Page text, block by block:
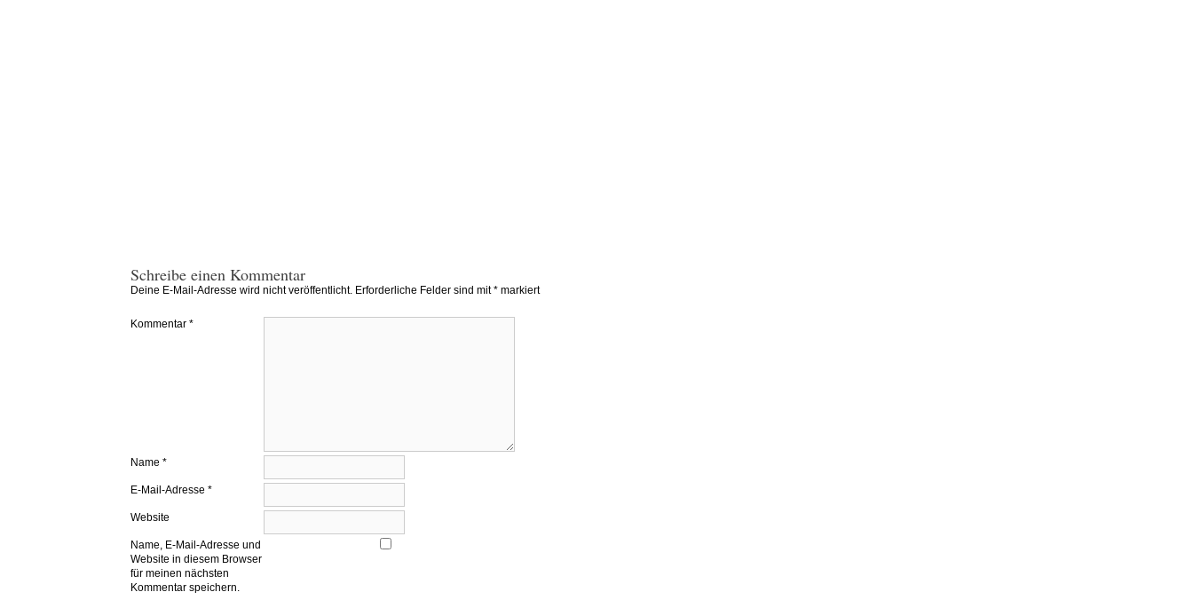
Schreibe einen Kommentar
Deine E-Mail-Adresse wird nicht veröffentlicht. Erforderliche Felder sind mit* markiert
Kommentar *
Name *
E-Mail-Adresse *
Website
Name, E-Mail-Adresse und
Website in diesem Browser
für meinen nächsten
Kommentar speichern.